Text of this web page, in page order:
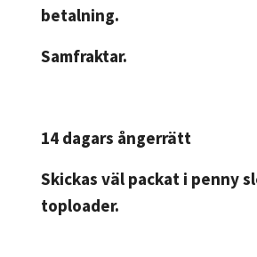
betalning.
Samfraktar.
14 dagars ångerrätt
Skickas väl packat i penny
toploader.